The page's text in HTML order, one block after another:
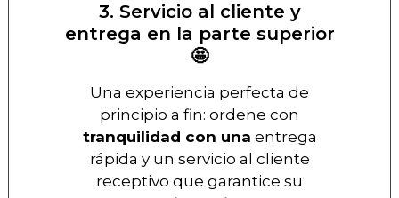
3. Servicio al cliente y
entrega en la parte superior
🤩
Una experiencia perfecta de
principio a fin: ordene con
tranquilidad con una entrega
rápida y un servicio al cliente
receptivo que garantice su